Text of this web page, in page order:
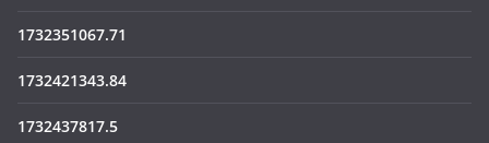
1732351067.71
1732421343.84
1732437817.5